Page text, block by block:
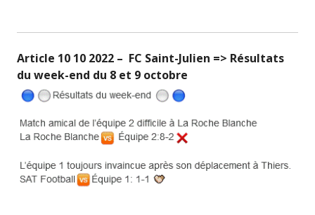
Article 10 10 2022 – FC Saint-Julien => Résultats
du week-end du 8 et 9 octobre